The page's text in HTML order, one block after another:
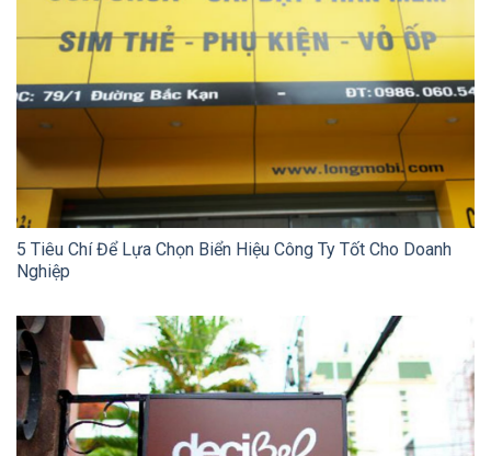
5 Tiêu Chí Để Lựa Chọn Biển Hiệu Công Ty Tốt Cho Doanh
Nghiệp